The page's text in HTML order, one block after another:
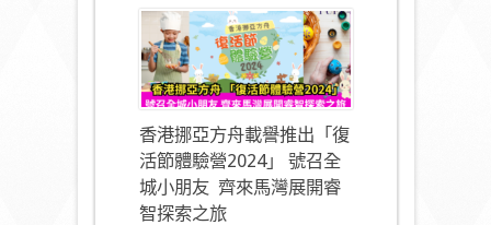
香港挪亞方舟載譽推出「復
活節體驗營2024」 號召全
城小朋友 齊來馬灣展開睿
智探索之旅